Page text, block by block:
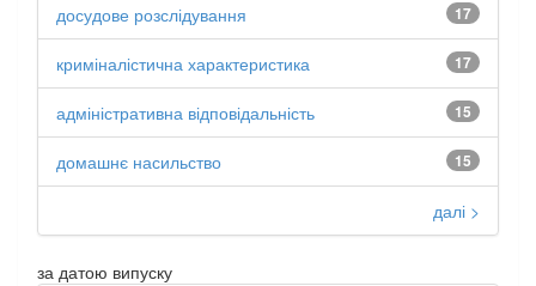
17
досудове розслідування
17
криміналістична характеристика
15
адміністративна відповідальність
15
домашнє насильство
далі >
за датою випуску